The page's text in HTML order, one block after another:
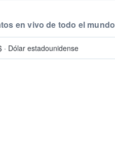
en vivo de todo el mundo
· Dólar estadounidense